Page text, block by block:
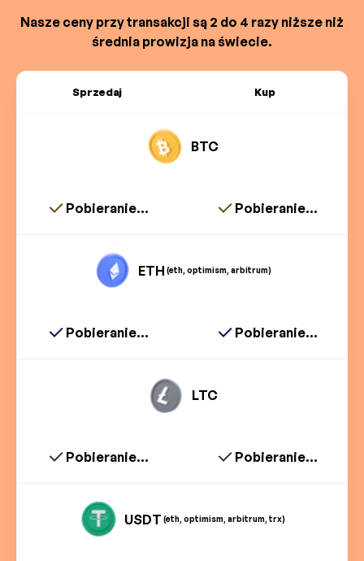
Nasze ceny przy transakcji są 2 do 4 razy niższe niż
średnia prowizja na świecie.
Sprzedaj Kup
BTC
Pobieranie... Pobieranie...
ETH (eth, optimism, arbitrum)
Pobieranie... Pobieranie...
LTC
Pobieranie... Pobieranie...
USDT (eth, optimism, arbitrum, trx)